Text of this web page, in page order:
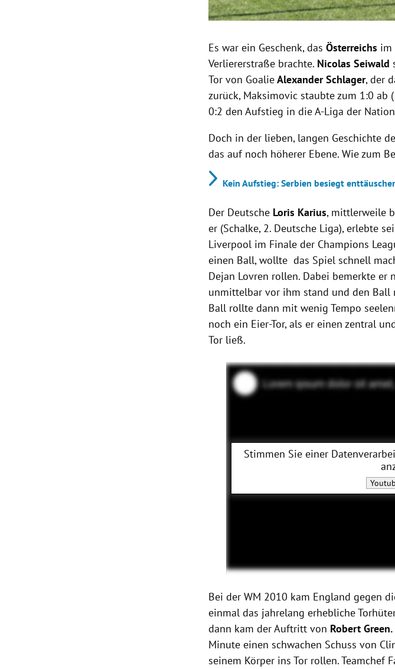
Es war ein Geschenk, das Österreichs im
Verliererstraße brachte. Nicolas Seiwald
Tor von GoalieAlexander Schlager, der
zurück, Maksimovic staubte zum 1:0 ab
0:2 den Aufstieg in die A-Liga der
Doch in der lieben, langen Geschichte
das auf noch höherer Ebene. Wie zum
Kein Aufstieg: Serbien besiegt
Der Deutsche Loris Karius, mittlerweile
er (Schalke, 2. Deutsche Liga), erlebte
Liverpool im Finale der Champions
einen Ball, wollte das Spiel schnell
Dejan Lovren rollen. Dabei bemerkte er
unmittelbar vor ihm stand und den Ball
Ball rollte dann mit wenig Tempo
noch ein Eier-Tor, als er einen zentral
Tor ließ.
Stimmen Sie einer
Bei der WM 2010 kam England gegen
einmal das jahrelang erhebliche
dann kam der Auftritt von Robert Green.
Minute einen schwachen Schuss von
seinem Körper ins Tor rollen. Teamchef